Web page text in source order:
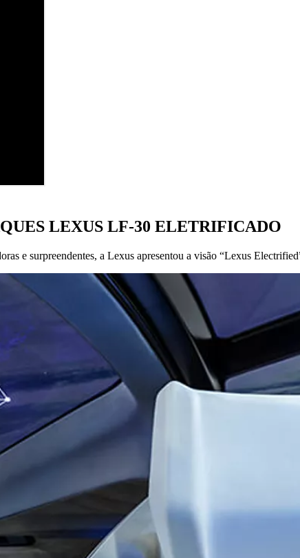
LEXUS LF-30 ELETRIFICADO
e surpreendentes, a Lexus apresentou a visão “Lexus